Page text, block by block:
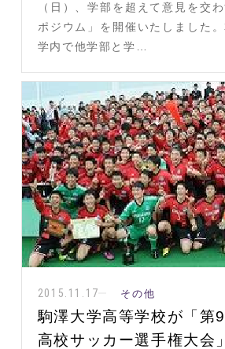
（日）、学部を超えて意見を交
ポジウム」を開催いたしました。
学内で他学部と学…
2015.11.17 その他
駒澤大学高等学校が「第
高校サッカー選手権大会